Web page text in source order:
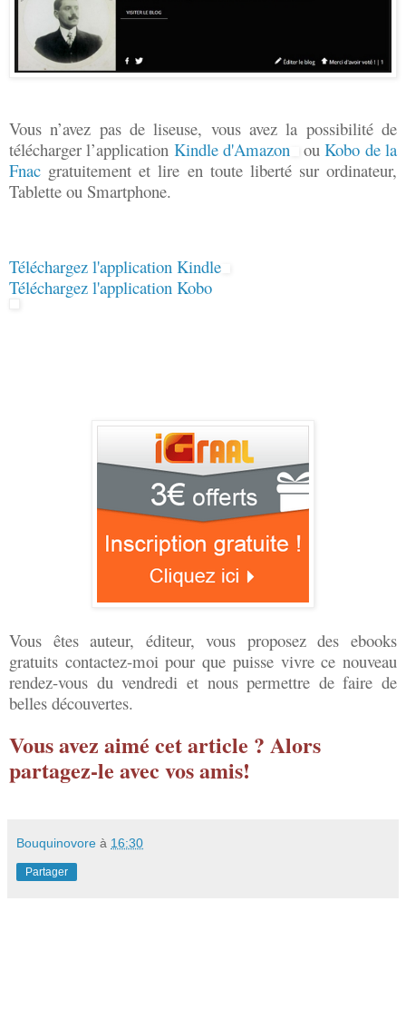
Vous n’avez pas de liseuse, vous avez la possibilité de
télécharger l’application Kindle d'Amazon ouKobo de la
Fnac gratuitement et lire en toute liberté sur ordinateur,
Tablette ou Smartphone.
Téléchargez l'application Kindle
Téléchargez l'application Kobo
Vous êtes auteur, éditeur, vous proposez des ebooks
gratuits contactez-moi pour que puisse vivre ce nouveau
rendez-vous du vendredi et nous permettre de faire de
belles découvertes.
Vous avez aimé cet article ? Alors
partagez-le avec vos amis!
Bouquinovore à 16:30
Partager